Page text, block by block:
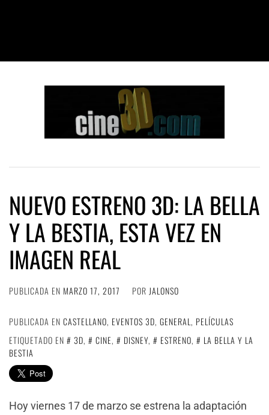
NUEVO ESTRENO 3D: LA BELLA
Y LA BESTIA, ESTA VEZ EN
IMAGEN REAL
PUBLICADA EN MARZO 17, 2017 POR JALONSO
PUBLICADA EN CASTELLANO, EVENTOS 3D, GENERAL, PELÍCULAS
ETIQUETADO EN
3D, CINE, DISNEY, ESTRENO,
LA BELLA Y LA
BESTIA
Hoy viernes 17 de marzo se estrena la adaptación